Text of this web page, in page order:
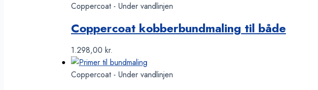
Coppercoat - Under vandlinjen
Coppercoat kobberbundmaling til både
1.298,00 kr.
Coppercoat - Under vandlinjen